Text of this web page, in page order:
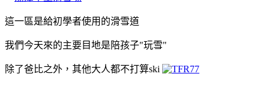
這一區是給初學者使用的滑雪道
我們今天來的主要目地是陪孩子"玩雪"
除了爸比之外，其他大人都不打算ski